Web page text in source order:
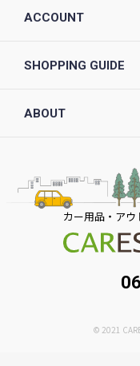
ACCOUNT
SHOPPING GUIDE
ABOUT
カー用品・アウ
© 2021